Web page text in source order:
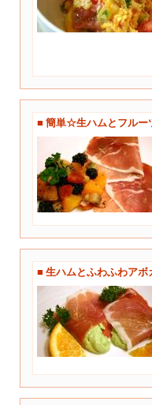
■ 簡単☆生ハムとフルー
■ 生ハムとふわふわアボ